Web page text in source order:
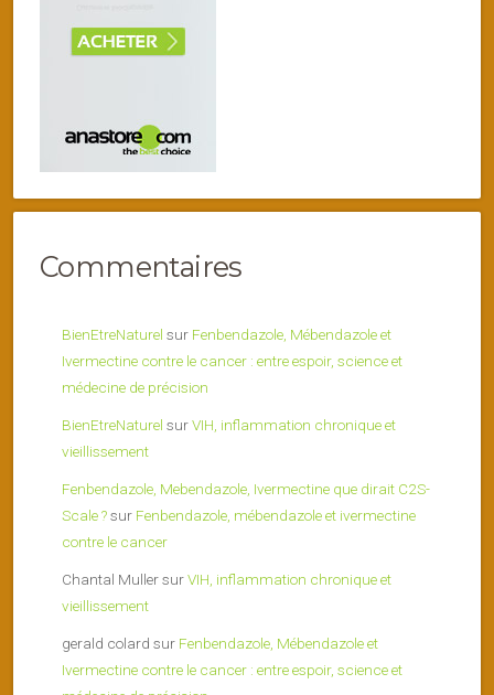
Commentaires
BienEtreNaturel sur Fenbendazole, Mébendazole et
Ivermectine contre le cancer : entre espoir, science et
médecine de précision
BienEtreNaturel surVIH, inflammation chronique et
vieillissement
Fenbendazole, Mebendazole, Ivermectine que dirait C2S-
Scale ?sur Fenbendazole, mébendazole et ivermectine
contre le cancer
Chantal MullersurVIH, inflammation chronique et
vieillissement
gerald colard sur Fenbendazole, Mébendazole et
Ivermectine contre le cancer : entre espoir, science et